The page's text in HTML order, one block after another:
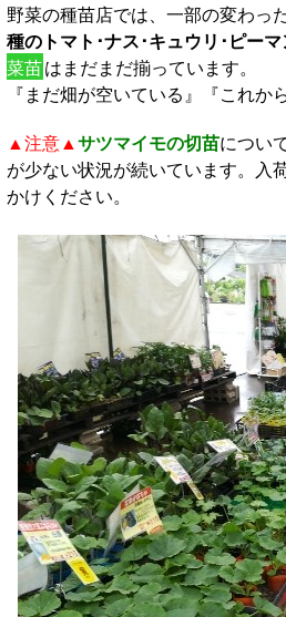
野菜の種苗店では、一部の変わっ
種のトマト･ナス･キュウリ･ピー
菜苗はまだまだ揃っています。
『まだ畑が空いている』『これか
▲注意▲サツマイモの切苗につい
が少ない状況が続いています。入
かけください。